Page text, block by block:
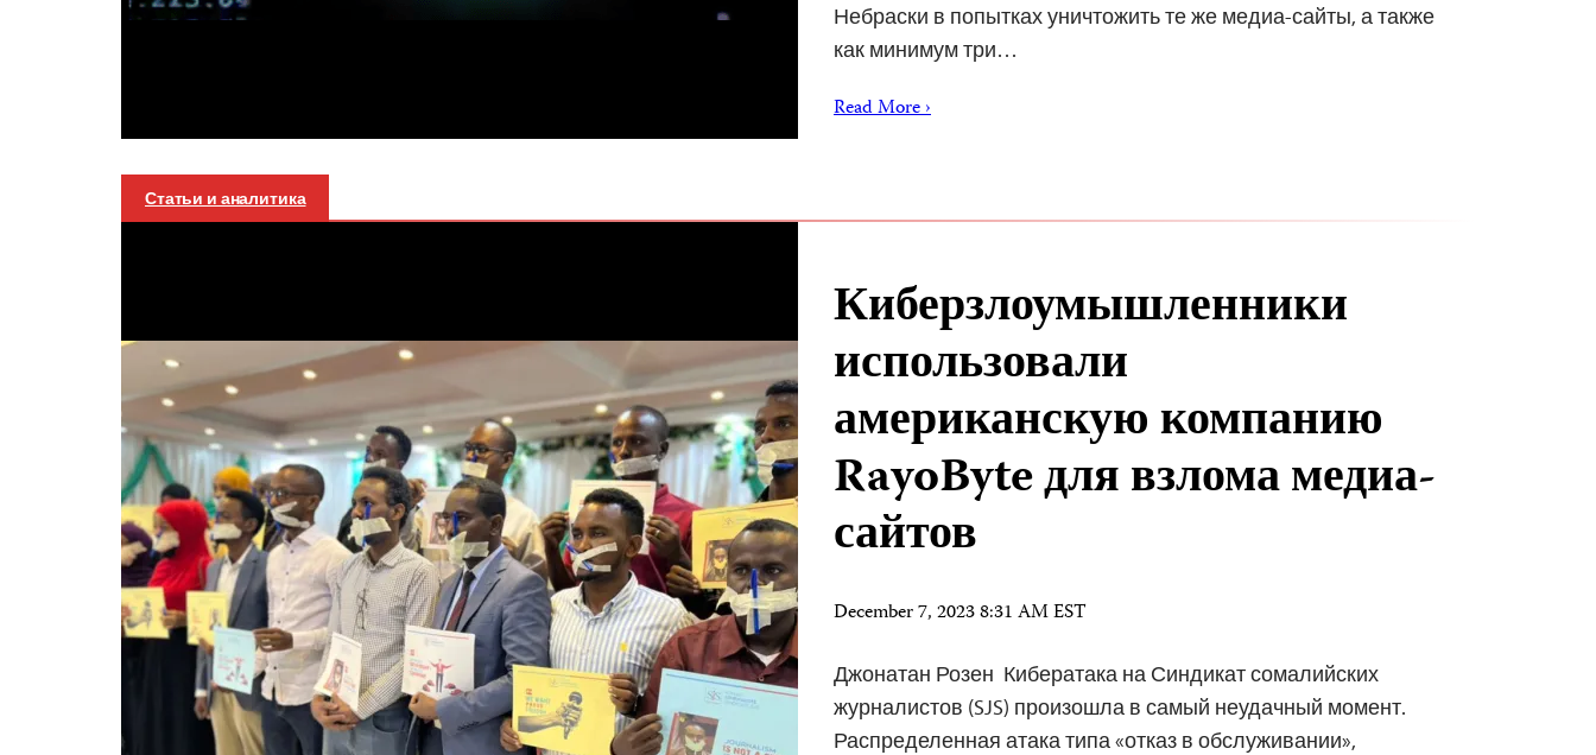
Небраски в попытках уничтожить те же медиа-сайты, а также
как минимум три…
Read More ›
Статьи и аналитика
Киберзлоумышленники
использовали
американскую компанию
RayoByte для взлома медиа-
сайтов
December 7, 2023 8:31 AM EST
Джонатан Розен Кибератака на Синдикат сомалийских
журналистов (SJS) произошла в самый неудачный момент.
Распределенная атака типа «отказ в обслуживании»,